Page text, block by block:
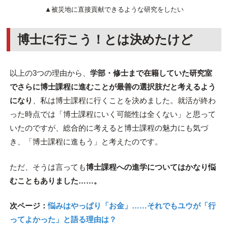
▲被災地に直接貢献できるような研究をしたい
博士に行こう！とは決めたけど
以上の3つの理由から、 学部・修士まで在籍していた研究室
でさらに博士課程に進むことが最善の選択肢だと考えるよう
になり
、私は博士課程に行くことを決めました。就活が終わ
った時点では「博士課程にいく可能性は全くない」と思って
いたのですが、総合的に考えると博士課程の魅力にも気づ
き、「博士課程に進もう」と考えたのです。
ただ、そうは言っても博士課程への進学についてはかなり悩
むこともありました……。
次ページ：悩みはやっぱり「お金」……それでもユウが「行
ってよかった」と語る理由は？